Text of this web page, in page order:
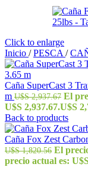
Click to enlarge
Inicio / PESCA /
Caña SuperCast 3
m U$S2,937.67 El
U$S 2,937.67.U$S
Back to products
Caña Fox Zest
U$S1,820.56 El
precio actual es: